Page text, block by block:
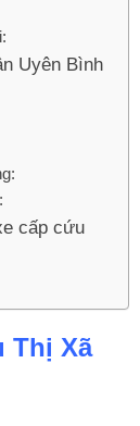
Uyên Bình
cấp cứu
Thị Xã